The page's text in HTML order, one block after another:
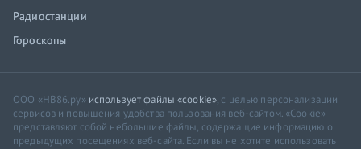
Радиостанции
Гороскопы
ООО «НВ86.ру» использует файлы «cookie», с целью персонализации
сервисов и повышения удобства пользования веб-сайтом. «Cookie»
представляют собой небольшие файлы, содержащие информацию о
предыдущих посещениях веб-сайта. Если вы не хотите использовать